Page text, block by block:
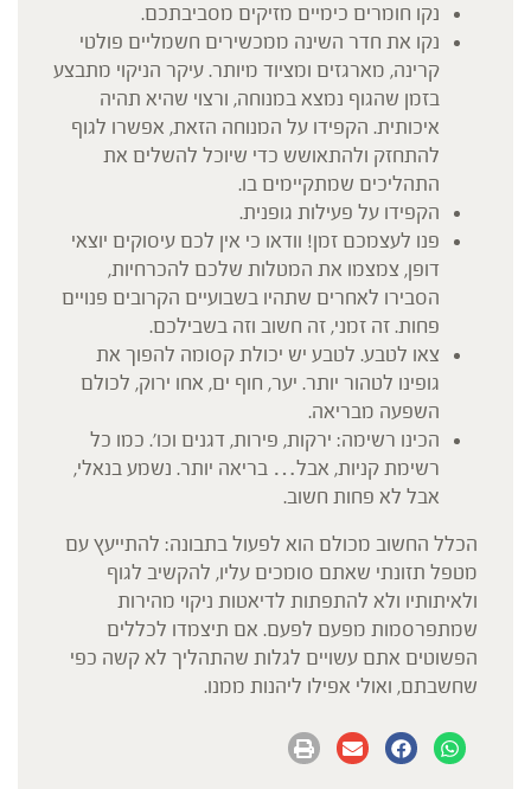
נקו חומרים כימיים מזיקים מסביבתכם.
נקו את חדר השינה ממכשירים חשמליים פולטי
קרינה, מארגזים ומציוד מיותר. עיקר הניקוי מתבצע
בזמן שהגוף נמצא במנוחה, ורצוי שהיא תהיה
איכותית. הקפידו על המנוחה הזאת, אפשרו לגוף
להתחזק ולהתאושש כדי שיוכל להשלים את
התהליכים שמתקיימים בו.
הקפידו על פעילות גופנית.
פנו לעצמכם זמן! וודאו כי אין לכם עיסוקים יוצאי
דופן, צמצמו את המטלות שלכם להכרחיות,
הסבירו לאחרים שתהיו בשבועיים הקרובים פנויים
פחות. זה זמני, זה חשוב וזה בשבילכם.
צאו לטבע. לטבע יש יכולת קסומה להפוך את
גופינו לטהור יותר. יער, חוף ים, אחו ירוק, לכולם
השפעה מבריאה.
הכינו רשימה: ירקות, פירות, דגנים וכו'. כמו כל
רשימת קניות, אבל… בריאה יותר. נשמע בנאלי,
אבל לא פחות חשוב.
הכלל החשוב מכולם הוא לפעול בתבונה: להתייעץ עם
מטפל תזונתי שאתם סומכים עליו, להקשיב לגוף
ולאיתותיו ולא להתפתות לדיאטות ניקוי מהירות
שמתפרסמות מפעם לפעם. אם תיצמדו לכללים
הפשוטים אתם עשויים לגלות שהתהליך לא קשה כפי
שחשבתם, ואולי אפילו ליהנות ממנו.